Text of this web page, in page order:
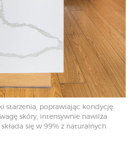
starzenia, poprawiając kondycję
skóry, intensywnie nawilża
się w 99% z naturalnych